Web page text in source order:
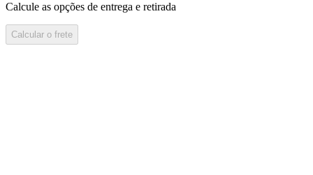
Calcule as opções de entrega e retirada
Calcular o frete